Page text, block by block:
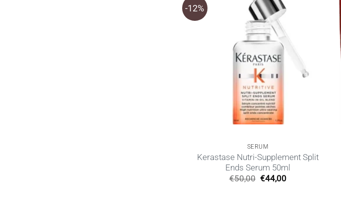
-12%
SERUM
Kerastase Nutri-Supplement Split
Ends Serum 50ml
€50,00 Original
€44,00Η